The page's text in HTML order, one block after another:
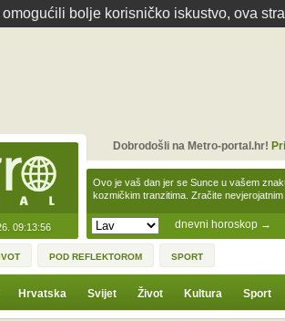
omogućili bolje korisničko iskustvo, ova
09:13:56 dnevni horoskop →
Ovo je vaš dan jer se Sunce u vašem
kozmičkim tranzitima. Zračite
Dobrodošli na Metro-portal.hr!
POD REFLEKTOROM SPORT
Hrvatska Svijet Život Kultura Sport